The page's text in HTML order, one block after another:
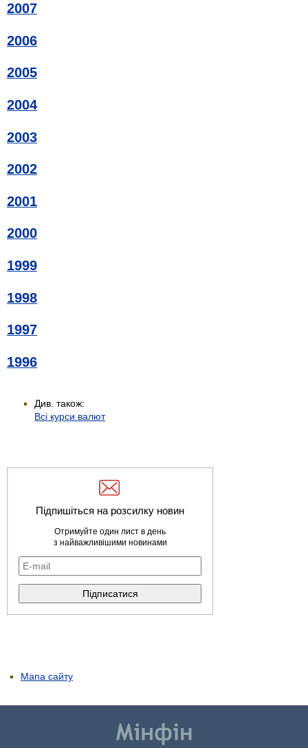
2007
2006
2005
2004
2003
2002
2001
2000
1999
1998
1997
1996
Див. також:
Всі курси валют
Підпишіться на розсилку новин
Отримуйте один лист в день
з найважливішими новинами
Мапа сайту